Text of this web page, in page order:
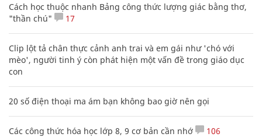
Cách học thuộc nhanh Bảng công thức lượng giác bằng thơ,
"thần chú"
17
Clip lột tả chân thực cảnh anh trai và em gái như 'chó với
mèo', người tinh ý còn phát hiện một vấn đề trong giáo dục
con
20 số điện thoại ma ám bạn không bao giờ nên gọi
Các công thức hóa học lớp 8, 9 cơ bản cần nhớ 106